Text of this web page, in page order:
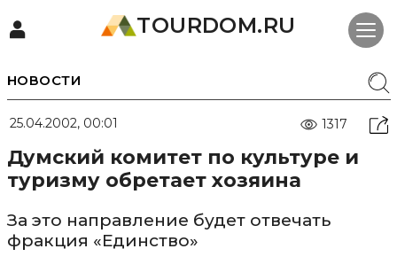
TOURDOM.RU
НОВОСТИ
25.04.2002, 00:01 1317
Думский комитет по культуре и
туризму обретает хозяина
За это направление будет отвечать
фракция «Единство»